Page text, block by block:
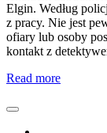
Elgin. Według
z pracy. Nie jest
ofiary lub osoby
kontakt z
Read more